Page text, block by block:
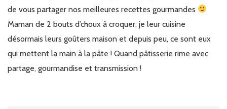
de vous partager nos meilleures recettes gourmandes
Maman de 2 bouts d’choux à croquer, je leur cuisine
désormais leurs goûters maison et depuis peu, ce sont eux
qui mettent la main à la pâte ! Quand pâtisserie rime avec
partage, gourmandise et transmission !